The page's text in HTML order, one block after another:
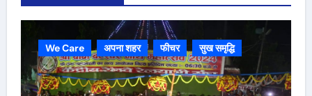
We Care अपना शहर फीचर सुख समृद्धि